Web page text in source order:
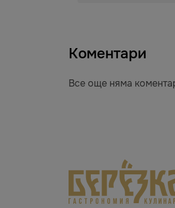
Коментари
Все още няма